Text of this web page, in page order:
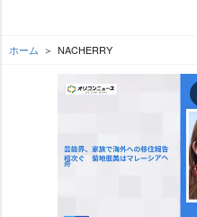
ホーム NACHERRY